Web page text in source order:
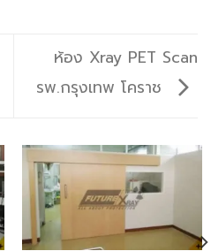
ห้อง Xray PET Scan
รพ.กรุงเทพ โคราช